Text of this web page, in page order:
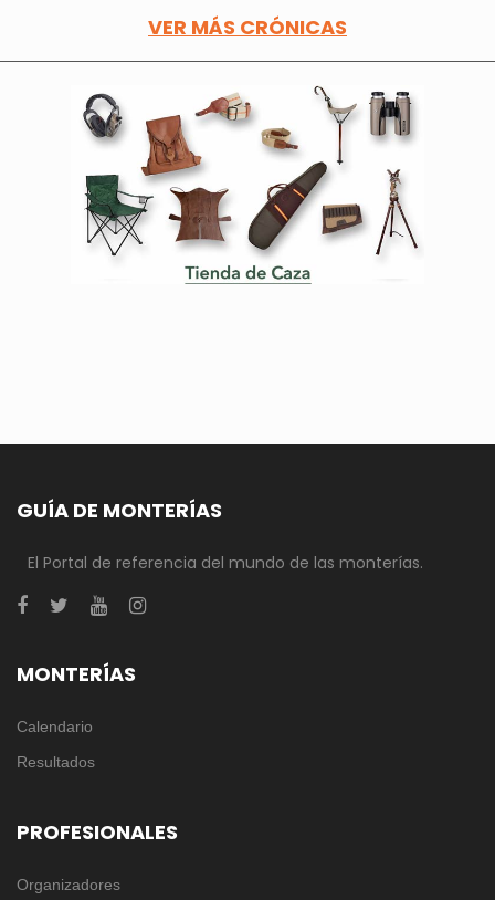
VER MÁS CRÓNICAS
GUÍA DE MONTERÍAS
El Portal de referencia del mundo de las monterías.
MONTERÍAS
Calendario
Resultados
PROFESIONALES
Organizadores